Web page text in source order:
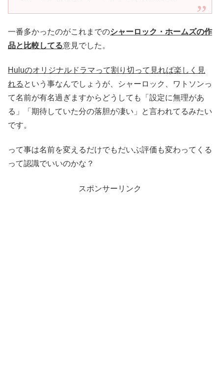
一番多かったのがこれまでのシャーロック・ホームズの作
品と比較してる意見でした。
Huluのオリジナルドラマって割り切って見れば楽しく見
れる という事なんでしょうが、シャーロック、ワトソンっ
て名前が有名過ぎますからどうしても「設定に無理があ
る」「期待していた分の落胆が凄い」と言われてるみたい
です。
って事は名前を変えるだけでもだいぶ評価も変わってくる
って認識でいいのかな？
スポンサーリンク